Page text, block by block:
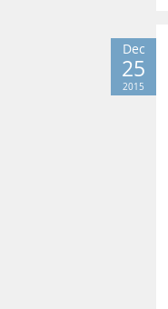
Dec
25
2015